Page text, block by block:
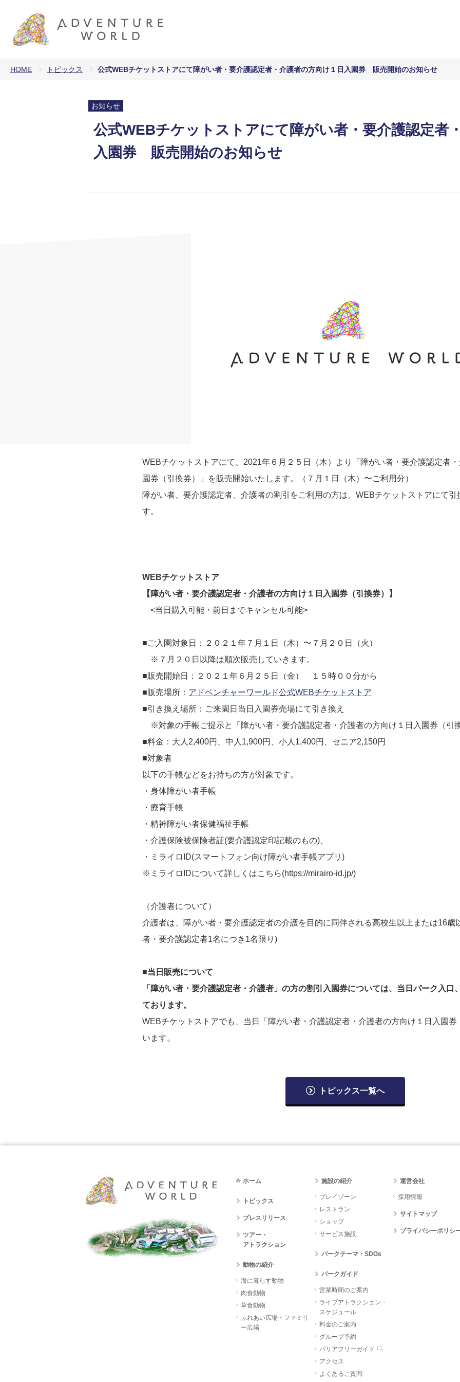
HOME トピックス 公式WEBチケットストアにて障がい者・要介護認定者・介護者の方向け１日入園券 販売開始のお知らせ
お知らせ
公式WEBチケットストアにて障がい者・要介護認定者
入園券 販売開始のお知らせ
WEBチケットストアにて、2021年６月２５日（木）より「障がい者・要介護認定者
園券（引換券）」を販売開始いたします。（７月１日（木）〜ご利用分）
障がい者、要介護認定者、介護者の割引をご利用の方は、WEBチケットストアにて引
す。
WEBチケットストア
【障がい者・要介護認定者・介護者の方向け１日入園券（引換券）】
<当日購入可能・前日までキャンセル可能>
■ご入園対象日：２０２１年７月１日（木）〜７月２０日（火）
※７月２０日以降は順次販売していきます。
■販売開始日：２０２１年６月２５日（金） １５時００分から
■販売場所： アドベンチャーワールド公式WEBチケットストア
■引き換え場所：ご来園日当日入園券売場にて引き換え
※対象の手帳ご提示と「障がい者・要介護認定者・介護者の方向け１日入園券（引
■料金：大人2,400円、中人1,900円、小人1,400円、セニア2,150円
■対象者
以下の手帳などをお持ちの方が対象です。
・身体障がい者手帳
・療育手帳
・精神障がい者保健福祉手帳
・介護保険被保険者証(要介護認定印記載のもの)、
・ミライロID(スマートフォン向け障がい者手帳アプリ)
※ミライロIDについて詳しくはこちら(https://mirairo-id.jp/)
（介護者について）
介護者は、障がい者・要介護認定者の介護を目的に同伴される高校生以上または16歳
者・要介護認定者1名につき1名限り)
■当日販売について
「障がい者・要介護認定者・介護者」の方の割引入園券については、当日パーク入口
ております。
WEBチケットストアでも、当日「障がい者・介護認定者・介護者の方向け１日入園券
います。
トピックス一覧へ
ホーム
トピックス
プレスリリース
ツアー・
アトラクション
動物の紹介
海に暮らす動物
肉食動物
草食動物
ふれあい広場・ファミリ
ー広場
施設の紹介
プレイゾーン
レストラン
ショップ
サービス施設
パークテーマ・SDGs
パークガイド
営業時間のご案内
ライブアトラクション・
スケジュール
料金のご案内
グループ予約
バリアフリーガイド
アクセス
よくあるご質問
運営会社
採用情報
サイトマップ
プライバシーポリシ